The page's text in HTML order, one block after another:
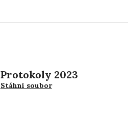
Protokoly 2023
Stáhni soubor